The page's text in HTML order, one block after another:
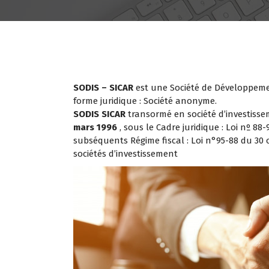
SODIS – SICAR est une Société de
forme juridique : Société anonyme.
SODIS SICAR transormé en société
mars 1996 , sous le Cadre juridique : Loi nº
subséquents Régime fiscal : Loi n°95-88 du
sociétés d’investissement